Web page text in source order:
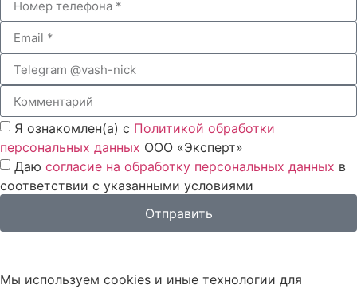
Я ознакомлен(а) с Политикой обработки
персональных данных ООО «Эксперт»
Даю согласие на обработку персональных данных в
соответствии с указанными условиями
Отправить
Мы используем cookies и иные технологии для